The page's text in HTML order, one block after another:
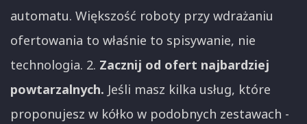
automatu. Większość roboty przy wdrażaniu
ofertowania to właśnie to spisywanie, nie
technologia. 2. Zacznij od ofert najbardziej
powtarzalnych. Jeśli masz kilka usług, które
proponujesz w kółko w podobnych zestawach -